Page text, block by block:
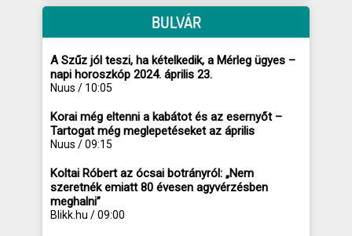
BULVÁR
A Szűz jól teszi, ha kételkedik, a Mérleg ügyes –
napi horoszkóp 2024. április 23.
Nuus / 10:05
Korai még eltenni a kabátot és az esernyőt –
Tartogat még meglepetéseket az április
Nuus / 09:15
Koltai Róbert az ócsai botrányról: „Nem
szeretnék emiatt 80 évesen agyvérzésben
meghalni”
Blikk.hu / 09:00